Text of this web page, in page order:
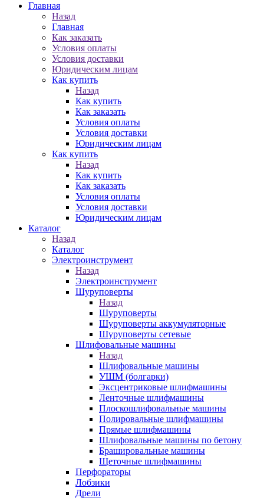
Главная
Назад
Главная
Как заказать
Условия оплаты
Условия доставки
Юридическим лицам
Как купить
Назад
Как купить
Как заказать
Условия оплаты
Условия доставки
Юридическим лицам
Как купить
Назад
Как купить
Как заказать
Условия оплаты
Условия доставки
Юридическим лицам
Каталог
Назад
Каталог
Электроинструмент
Назад
Электроинструмент
Шуруповерты
Назад
Шуруповерты
Шуруповерты аккумуляторные
Шуруповерты сетевые
Шлифовальные машины
Назад
Шлифовальные машины
УШМ (болгарки)
Эксцентриковые шлифмашины
Ленточные шлифмашины
Плоскошлифовальные машины
Полировальные шлифмашины
Прямые шлифмашины
Шлифовальные машины по бетону
Брашировальные машины
Щеточные шлифмашины
Перфораторы
Лобзики
Дрели